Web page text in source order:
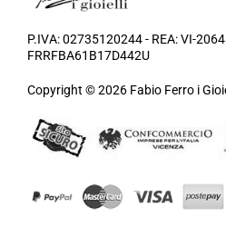
P.IVA: 02735120244 - REA: VI-
FRRFBA61B17D442U
Copyright © 2026 Fabio Ferro i